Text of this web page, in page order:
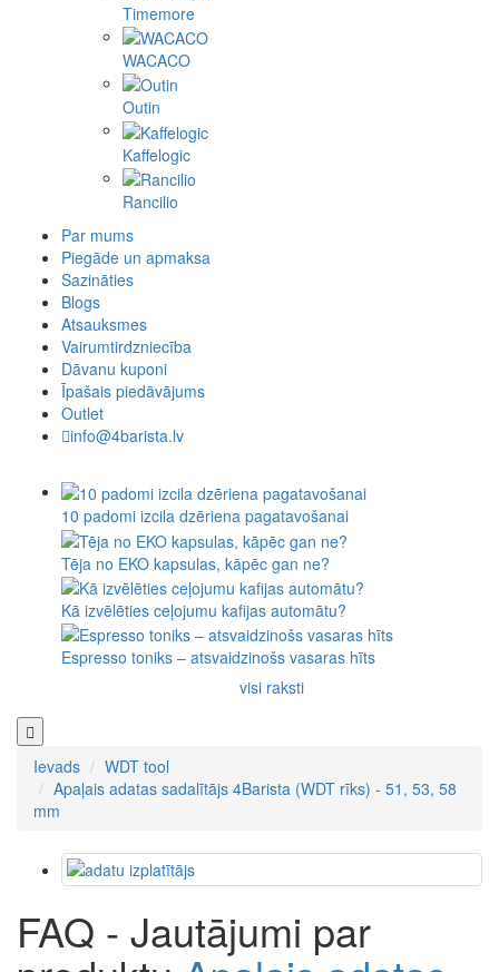
Timemore
WACACO
Outin
Kaffelogic
Rancilio
Par mums
Piegāde un apmaksa
Sazināties
Blogs
Atsauksmes
Vairumtirdzniecība
Dāvanu kuponi
Īpašais piedāvājums
Outlet
info@4barista.lv
10 padomi izcila dzēriena pagatavošanai
Tēja no EKO kapsulas, kāpēc gan ne?
Kā izvēlēties ceļojumu kafijas automātu?
Espresso toniks – atsvaidzinošs vasaras hīts
visi raksti
Ievads
WDT tool
Apaļais adatas sadalītājs 4Barista (WDT rīks) - 51, 53, 58
mm
FAQ - Jautājumi par